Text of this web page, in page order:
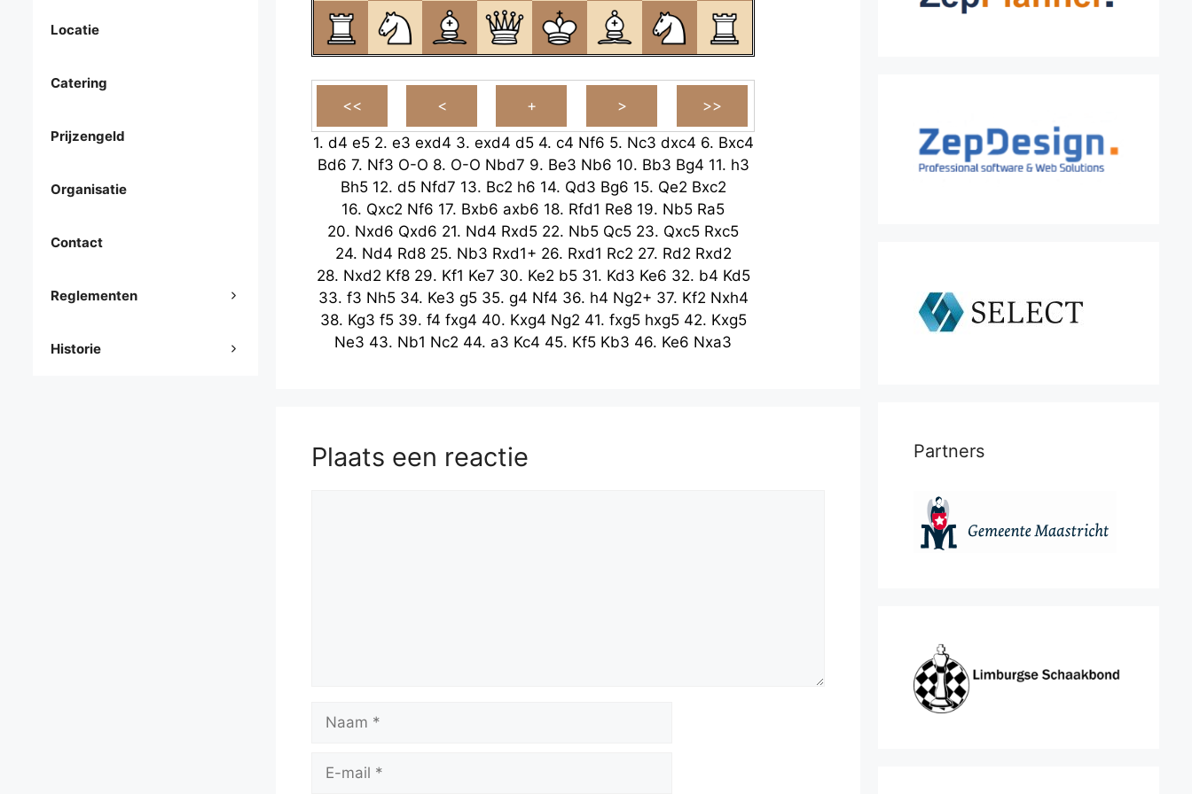
1. d4 e5 2. e3 exd4 3. exd4 d5 4. c4 Nf6 5. Nc3 dxc4 6. Bxc4
Bd6 7. Nf3 O-O 8. O-O Nbd7 9. Be3 Nb6 10. Bb3 Bg4 11. h3
Bh5 12. d5 Nfd7 13. Bc2 h6 14. Qd3 Bg6 15. Qe2 Bxc2
16. Qxc2 Nf6 17. Bxb6 axb6 18. Rfd1 Re8 19. Nb5 Ra5
20. Nxd6 Qxd6 21. Nd4 Rxd5 22. Nb5 Qc5 23. Qxc5 Rxc5
24. Nd4 Rd8 25. Nb3 Rxd1+ 26. Rxd1 Rc2 27. Rd2 Rxd2
28. Nxd2 Kf8 29. Kf1 Ke7 30. Ke2 b5 31. Kd3 Ke6 32. b4 Kd5
33. f3 Nh5 34. Ke3 g5 35. g4 Nf4 36. h4 Ng2+ 37. Kf2 Nxh4
38. Kg3 f5 39. f4 fxg4 40. Kxg4 Ng2 41. fxg5 hxg5 42. Kxg5
Ne3 43. Nb1 Nc2 44. a3 Kc4 45. Kf5 Kb3 46. Ke6 Nxa3
Plaats een reactie
mail
Locatie
Catering
Prijzengeld
Organisatie
Contact
Reglementen
Historie
Partners